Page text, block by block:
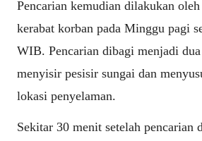
Pencarian kemudian dilakukan
kerabat korban pada Minggu pagi
WIB. Pencarian dibagi menjadi
menyisir pesisir sungai dan
lokasi penyelaman.
Sekitar 30 menit setelah pencarian